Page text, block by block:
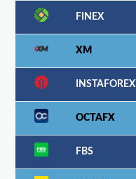
FINEX
XM
INSTAFOREX
OCTAFX
FBS